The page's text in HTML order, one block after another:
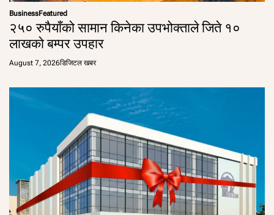
BusinessFeatured
२५० रुपैयाँको सामान किनेका उपभोक्ताले जिते १०
लाखको बम्पर उपहार
August 7, 2026डिजिटल खबर